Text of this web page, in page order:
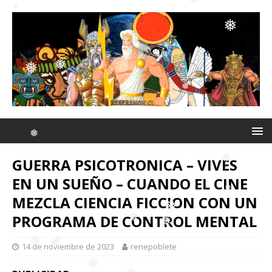
❅
❅
❅
❅ ❅
❅
❅
❅ ❅
❅ ❅
GUERRA PSICOTRONICA – VIVES
EN UN SUEÑO – CUANDO EL CINE
MEZCLA CIENCIA FICCION CON UN
PROGRAMA DE CONTROL MENTAL
14 de noviembre de 2023 renepoblete